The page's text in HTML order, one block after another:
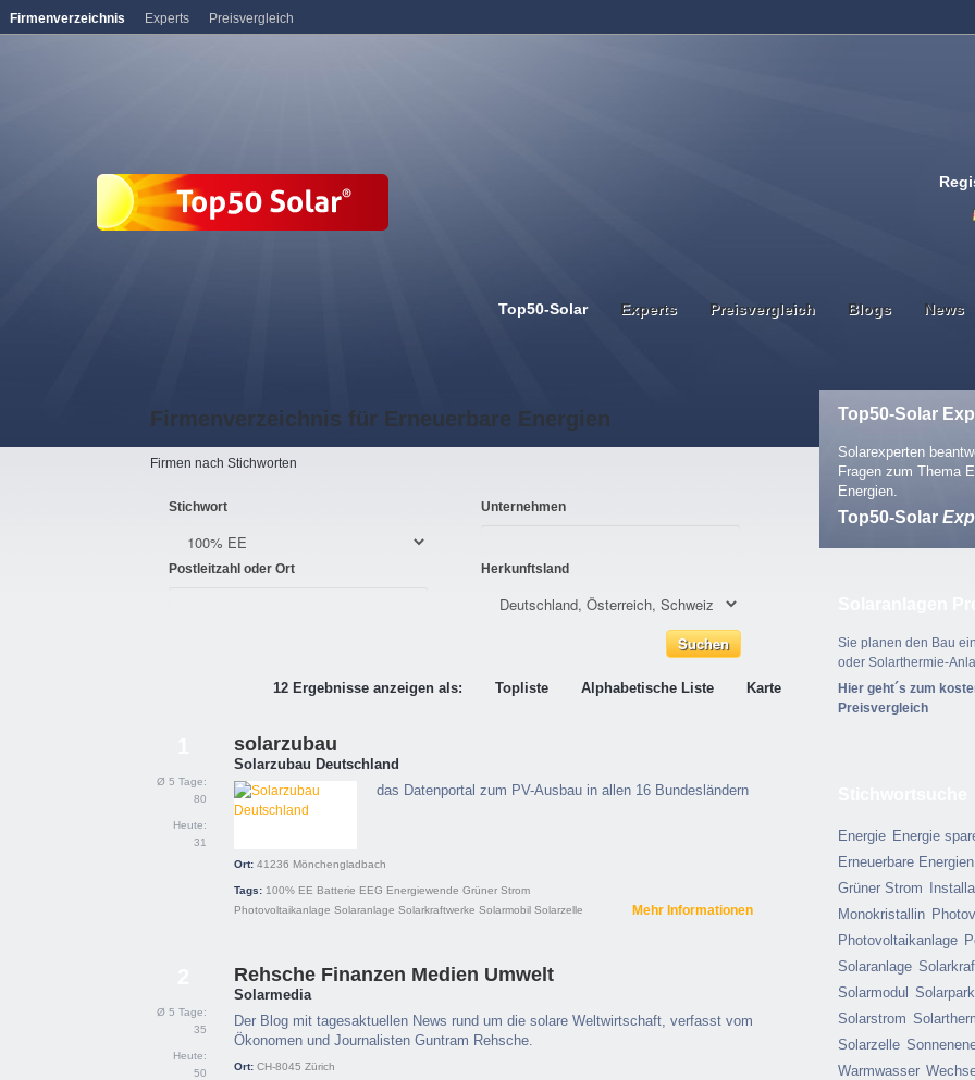
Top50-Solar Experts Preisvergleich Blogs News
Firmenverzeichnis für Erneuerbare Energien
Firmen nach Stichworten
Stichwort Unternehmen
Postleitzahl oder Ort Herkunftsland
12 Ergebnisse anzeigen als: Topliste Alphabetische Liste Karte
Ø 5 Tage:
80
Heute:
31
solarzubau
Solarzubau Deutschland
das Datenportal zum PV-Ausbau in allen 16 Bundesländern
Ort: 41236 Mönchengladbach
Tags: 100% EE Batterie EEG Energiewende Grüner Strom
Photovoltaikanlage Solaranlage Solarkraftwerke Solarmobil Solarzelle Mehr Informationen
Ø 5 Tage:
35
Heute:
50
Rehsche Finanzen Medien Umwelt
Solarmedia
Der Blog mit tagesaktuellen News rund um die solare Weltwirtschaft, verfasst vom
Ökonomen und Journalisten Guntram Rehsche.
Ort: CH-8045 Zürich
Top50-Solar
Solarexperten
Fragen zum Thema
Energien.
Top50-Solar
Sie planen den Bau
oder Solarthermie-
Hier geht´s zum
Preisvergleich
Energie Energie
Erneuerbare Energien
Grüner Strom
Monokristallin
Photovoltaikanlage
Solaranlage
Solarmodul
Solarstrom
Solarzelle
Warmwasser
Firmenverzeichnis Experts Preisvergleich